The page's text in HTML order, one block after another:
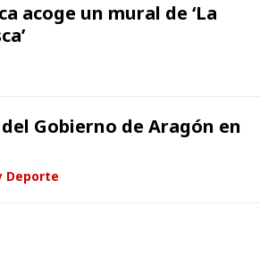
acoge un mural de ‘La
Gobierno de Aragón en
Deporte